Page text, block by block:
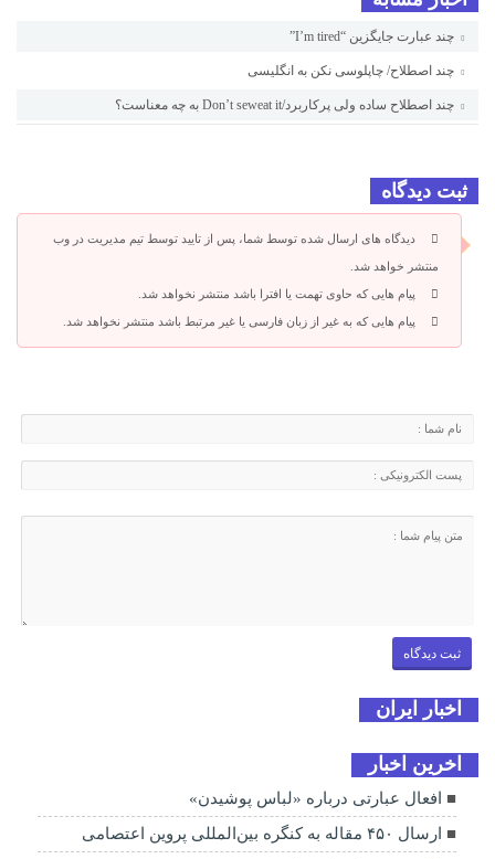
چند عبارت جایگزین “I’m tired”
چند اصطلاح/ چاپلوسی نکن به انگلیسی
چند اصطلاح ساده ولی پرکاربرد/Don’t seweat it به چه معناست؟
ثبت دیدگاه
دیدگاه های ارسال شده توسط شما، پس از تایید توسط تیم مدیریت در وب
منتشر خواهد شد.
پیام هایی که حاوی تهمت یا افترا باشد منتشر نخواهد شد.
پیام هایی که به غیر از زبان فارسی یا غیر مرتبط باشد منتشر نخواهد شد.
اخبار ایران
اخرین اخبار
افعال عبارتی درباره «لباس پوشیدن»
ارسال ۴۵۰ مقاله به کنگره بین‌المللی پروین اعتصامی